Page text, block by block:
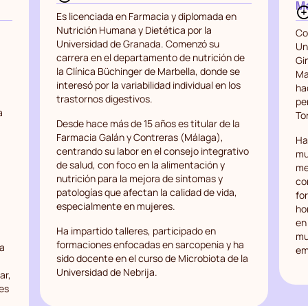
Es licenciada en Farmacia y diplomada en
Nutrición Humana y Dietética por la
Universidad de Granada. Comenzó su
carrera en el departamento de nutrición de
la Clínica Büchinger de Marbella, donde se
interesó por la variabilidad individual en los
trastornos digestivos.
Desde hace más de 15 años es titular de la
Farmacia Galán y Contreras (Málaga),
centrando su labor en el consejo integrativo
de salud, con foco en la alimentación y
nutrición para la mejora de síntomas y
patologías que afectan la calidad de vida,
especialmente en mujeres.
Ha impartido talleres, participado en
formaciones enfocadas en sarcopenia y ha
sido docente en el curso de Microbiota de la
Universidad de Nebrija.